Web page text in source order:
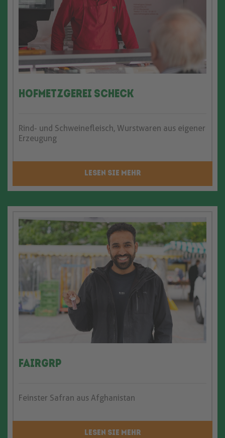
Hofmetzgerei Scheck
Rind- und Schweinefleisch, Wurstwaren aus eigener
Erzeugung
LESEN SIE MEHR
Fairgrp
Feinster Safran aus Afghanistan
LESEN SIE MEHR